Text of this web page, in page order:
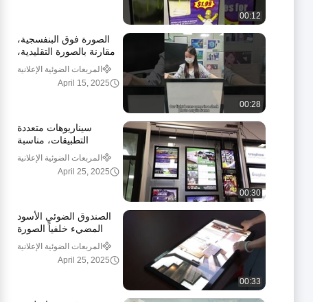
00:12
00:28
الصورة فوق البنفسجية،
مقارنة بالصورة التقليدية،
إنها أكثر لونًا وتركيزًا.
المربعات الضوئية الإعلانية
April 15, 2025
00:30
سيناريوهات متعددة
التطبيقات، مناسبة
لمجموعة متنوعة من
السيناريوهات لعرضها.
المربعات الضوئية الإعلانية
April 25, 2025
00:33
الصندوق الضوئي الأسود
المضيء خلفياً الصورة
الحائطية من الألومنيوم
مدعومة بوستر إطار
المربعات الضوئية الإعلانية
April 25, 2025